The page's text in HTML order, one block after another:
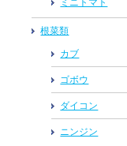
ミニトマト
根菜類
カブ
ゴボウ
ダイコン
ニンジン